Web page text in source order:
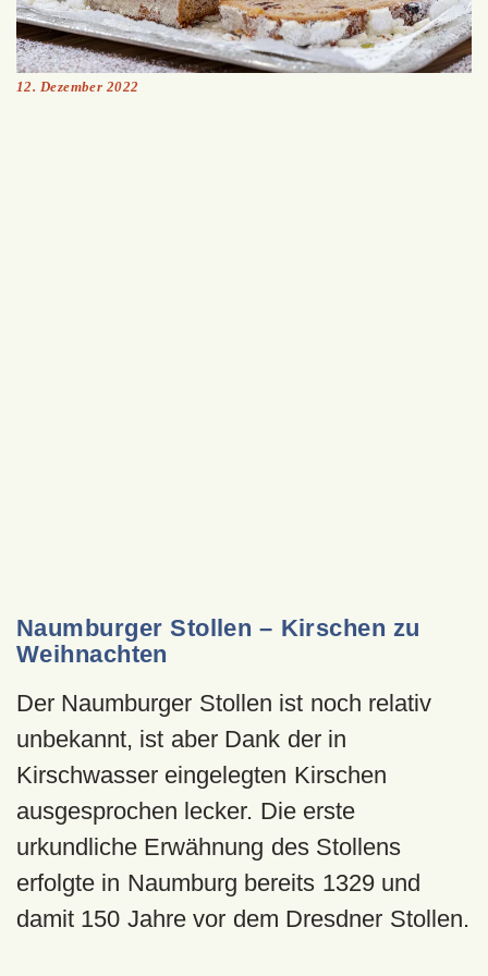
12. Dezember 2022
Naumburger Stollen – Kirschen zu
Weihnachten
Der Naumburger Stollen ist noch relativ
unbekannt, ist aber Dank der in
Kirschwasser eingelegten Kirschen
ausgesprochen lecker. Die erste
urkundliche Erwähnung des Stollens
erfolgte in Naumburg bereits 1329 und
damit 150 Jahre vor dem Dresdner Stollen.